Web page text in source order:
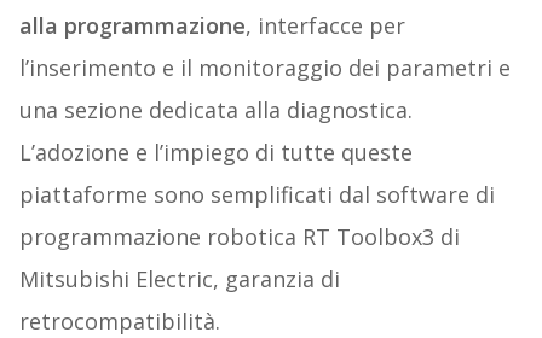
alla programmazione, interfacce per
l’inserimento e il monitoraggio dei parametri e
una sezione dedicata alla diagnostica.
L’adozione e l’impiego di tutte queste
piattaforme sono semplificati dal software di
programmazione robotica RT Toolbox3 di
Mitsubishi Electric, garanzia di
retrocompatibilità.